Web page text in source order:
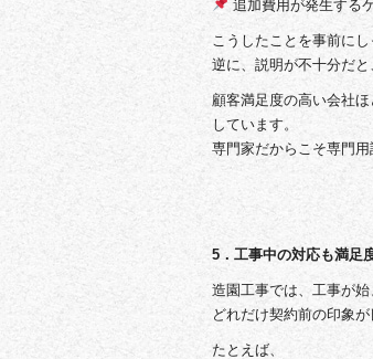
追加費用が発生する
こうしたことを事前に
逆に、説明が不十分だ
顧客満足度の高い会社
しています。
専門家だからこそ専門
5．工事中の対応も満足
造園工事では、工事が始
どれだけ契約前の印象
たとえば、